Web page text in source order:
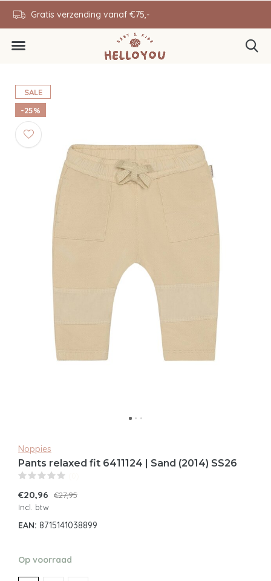
Gratis verzending vanaf €75,-
SALE
-25%
Noppies
Pants relaxed fit 6411124 | Sand (2014) SS26
€20,96
€27,95
Incl. btw
EAN: 8715141038899
Op voorraad